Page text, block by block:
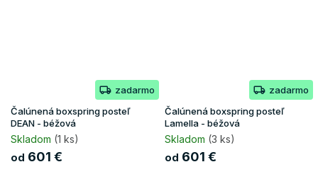
zadarmo
Čalúnená boxspring posteľ
DEAN - béžová
Skladom (1 ks)
od 601 €
zadarmo
Čalúnená boxspring posteľ
Lamella - béžová
Skladom (3 ks)
od 601 €